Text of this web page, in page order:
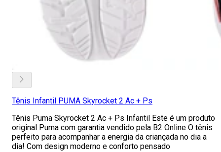
Tênis Infantil PUMA Skyrocket 2 Ac + Ps
Tênis Puma Skyrocket 2 Ac + Ps Infantil Este é um produto
original Puma com garantia vendido pela B2 Online O tênis
perfeito para acompanhar a energia da criançada no dia a
dia! Com design moderno e conforto pensado